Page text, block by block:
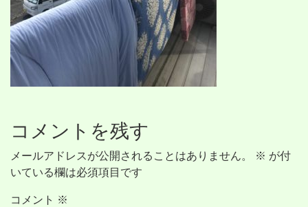
コメントを残す
メールアドレスが公開されることはありません。 ※ が付
いている欄は必須項目です
コメント ※